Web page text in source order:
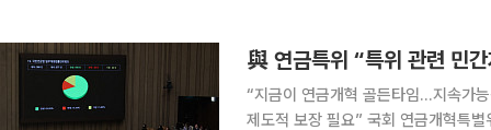
與 연금특위 “특위 관련 민
“지금이 연금개혁 골든타임…지속가
제도적 보장 필요” 국회 연금개혁특별위원회 소속 국민의힘 의원들은 31일 “연금특위와 관련된 모